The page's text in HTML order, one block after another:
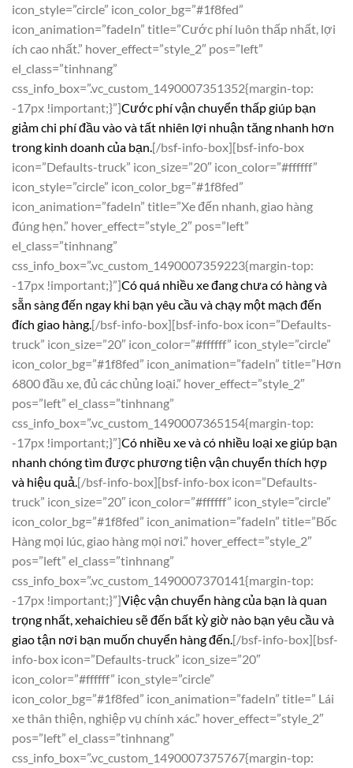
icon_style=”circle” icon_color_bg=”#1f8fed”
icon_animation=”fadeIn” title=”Cước phí luôn thấp nhất, lợi
ích cao nhất.” hover_effect=”style_2″ pos=”left”
el_class=”tinhnang”
css_info_box=”.vc_custom_1490007351352{margin-top:
-17px !important;}”]Cước phí vận chuyển thấp giúp bạn
giảm chi phí đầu vào và tất nhiên lợi nhuận tăng nhanh hơn
trong kinh doanh của bạn. [/bsf-info-box][bsf-info-box
icon=”Defaults-truck” icon_size=”20″ icon_color=”#ffffff”
icon_style=”circle” icon_color_bg=”#1f8fed”
icon_animation=”fadeIn” title=”Xe đến nhanh, giao hàng
đúng hẹn.” hover_effect=”style_2″ pos=”left”
el_class=”tinhnang”
css_info_box=”.vc_custom_1490007359223{margin-top:
-17px !important;}”]Có quá nhiều xe đang chưa có hàng và
sẵn sàng đến ngay khi bạn yêu cầu và chạy một mạch đến
đích giao hàng. [/bsf-info-box][bsf-info-box icon=”Defaults-
truck” icon_size=”20″ icon_color=”#ffffff” icon_style=”circle”
icon_color_bg=”#1f8fed” icon_animation=”fadeIn” title=”Hơn
6800 đầu xe, đủ các chủng loại.” hover_effect=”style_2″
pos=”left” el_class=”tinhnang”
css_info_box=”.vc_custom_1490007365154{margin-top:
-17px !important;}”]Có nhiều xe và có nhiều loại xe giúp bạn
nhanh chóng tìm được phương tiện vận chuyển thích hợp
và hiệu quả. [/bsf-info-box][bsf-info-box icon=”Defaults-
truck” icon_size=”20″ icon_color=”#ffffff” icon_style=”circle”
icon_color_bg=”#1f8fed” icon_animation=”fadeIn” title=”Bốc
Hàng mọi lúc, giao hàng mọi nơi.” hover_effect=”style_2″
pos=”left” el_class=”tinhnang”
css_info_box=”.vc_custom_1490007370141{margin-top:
-17px !important;}”]Việc vận chuyển hàng của bạn là quan
trọng nhất, xehaichieu sẽ đến bất kỳ giờ nào bạn yêu cầu và
giao tận nơi bạn muốn chuyển hàng đến. [/bsf-info-box][bsf-
info-box icon=”Defaults-truck” icon_size=”20″
icon_color=”#ffffff” icon_style=”circle”
icon_color_bg=”#1f8fed” icon_animation=”fadeIn” title=” Lái
xe thân thiện, nghiệp vụ chính xác.” hover_effect=”style_2″
pos=”left” el_class=”tinhnang”
css_info_box=”.vc_custom_1490007375767{margin-top: